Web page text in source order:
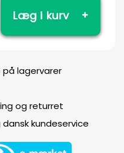
Læg i kurv
på lagervarer
og returret
kundeservice